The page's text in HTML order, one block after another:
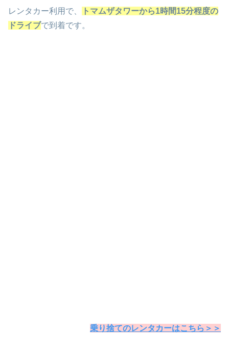
レンタカー利用で、
トマムザタワーから1時間15分程度の
ドライブで到着です。
乗り捨てのレンタカーはこちら＞＞